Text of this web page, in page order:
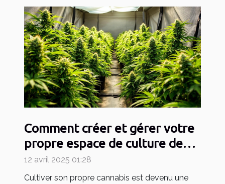
Comment créer et gérer votre
propre espace de culture de
cannabis
12 avril 2025 01:28
Cultiver son propre cannabis est devenu une